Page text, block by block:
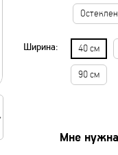
Ширина: 40 см
90 см
Мне